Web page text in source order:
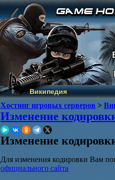
Википедия
Хостинг игровых серверов >
Изменение
Изменение
Для изменения кодировки Вам
официального сайта